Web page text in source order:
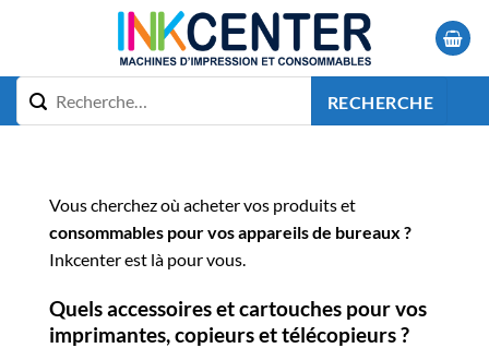
RECHERCHE
Vous cherchez où acheter vos produits et
consommables pour vos appareils de bureaux ?
Inkcenter est là pour vous.
Quels accessoires et cartouches pour vos
imprimantes, copieurs et télécopieurs ?